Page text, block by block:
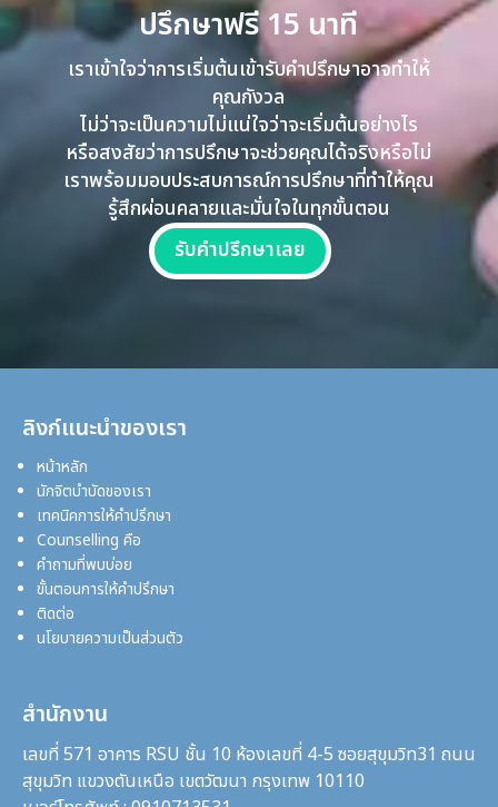
ปรึกษาฟรี 15 นาที
เราเข้าใจว่าการเริ่มต้นเข้ารับคำปรึกษาอาจทำให้
คุณกังวล
ไม่ว่าจะเป็นความไม่แน่ใจว่าจะเริ่มต้นอย่างไร
หรือสงสัยว่าการปรึกษาจะช่วยคุณได้จริงหรือไม่
เราพร้อมมอบประสบการณ์การปรึกษาที่ทำให้คุณ
รู้สึกผ่อนคลายและมั่นใจในทุกขั้นตอน
รับคำปรึกษาเลย
ลิงก์แนะนำของเรา
หน้าหลัก
นักจิตบำบัดของเรา
เทคนิคการให้คำปรึกษา
Counselling คือ
คำถามที่พบบ่อย
ขั้นตอนการให้คำปรึกษา
ติดต่อ
นโยบายความเป็นส่วนตัว
สำนักงาน
เลขที่ 571 อาคาร RSU ชั้น 10 ห้องเลขที่ 4-5 ซอยสุขุมวิท31 ถนน
สุขุมวิท แขวงตันเหนือ เขตวัฒนา กรุงเทพ 10110